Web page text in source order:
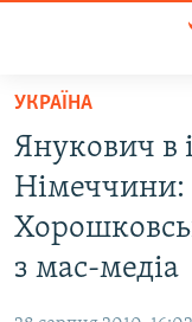
Перейти
основного
матеріалу
Перейти
до
основної
ВСЕ ЗА ДОБУ
СТАТТІ
УКРАЇНА
Янукович в
Німеччини:
з мас-медіа